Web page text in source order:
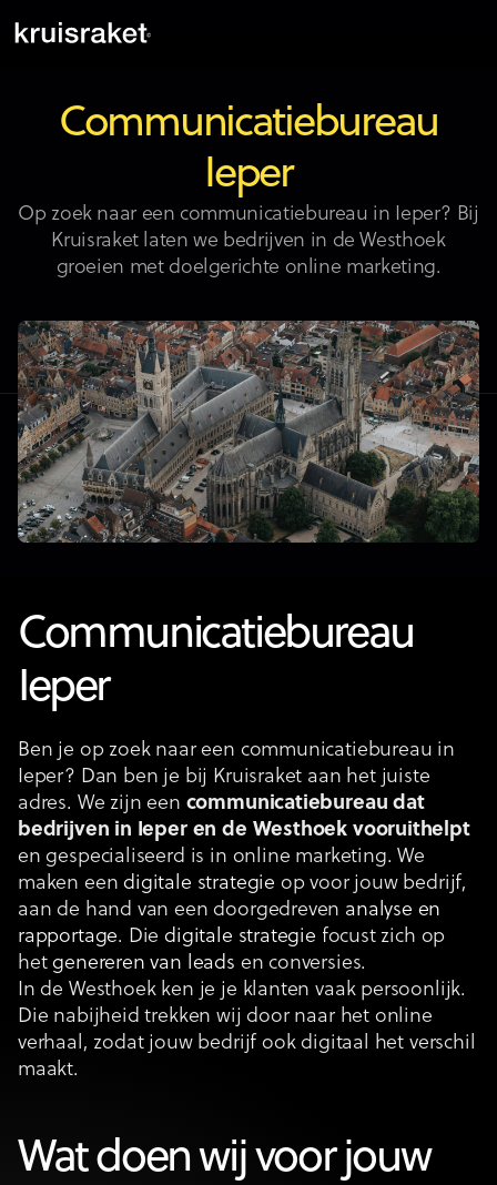
Communicatiebureau
Ieper
Op zoek naar een communicatiebureau in Ieper? Bij
Kruisraket laten we bedrijven in de Westhoek
groeien met doelgerichte online marketing.
Communicatiebureau
Ieper
Ben je op zoek naar een communicatiebureau in
Ieper? Dan ben je bij Kruisraket aan het juiste
adres. We zijn een communicatiebureau dat
bedrijven in Ieper en de Westhoek vooruithelpt
en gespecialiseerd is in online marketing. We
maken eendigitale strategie op voor jouw bedrijf,
aan de hand van een doorgedreven analyse en
rapportage. Diedigitale strategie focust zich op
hetgenereren van leads en conversies.
In de Westhoek ken je je klanten vaak persoonlijk.
Die nabijheid trekken wij door naar het online
verhaal, zodat jouw bedrijf ook digitaal het verschil
maakt.
Wat doen wij voor jouw